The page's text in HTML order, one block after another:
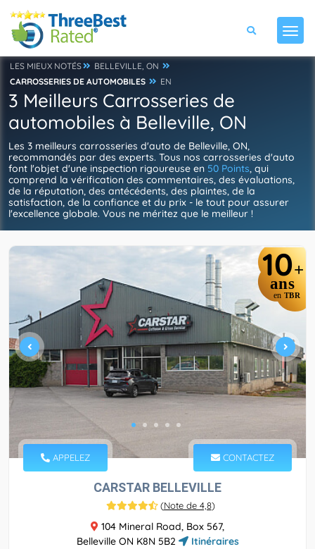
LES MIEUX NOTÉS
BELLEVILLE, ON
CARROSSERIES DE AUTOMOBILES
EN
3 Meilleurs Carrosseries de
automobiles à Belleville, ON
Les 3 meilleurs carrosseries d'auto de Belleville, ON,
recommandés par des experts. Tous nos carrosseries d'auto
font l'objet d'une inspection rigoureuse en 50 Points, qui
comprend la vérification des commentaires, des évaluations,
de la réputation, des antécédents, des plaintes, de la
satisfaction, de la confiance et du prix - le tout pour assurer
l'excellence globale. Vous ne méritez que le meilleur !
10+
ans
en TBR
APPELEZ CONTACTEZ
CARSTAR BELLEVILLE
(Note de 4,8)
104 Mineral Road, Box 567,
Belleville ON K8N 5B2
Itinéraires